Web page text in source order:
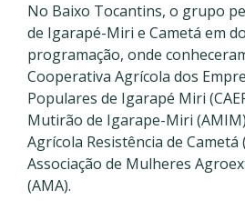
No Baixo Tocantins, o grupo
de Igarapé-Miri e Cametá em
programação, onde
Cooperativa Agrícola dos
Populares de Igarapé Miri
Mutirão de Igarape-Miri
Agrícola Resistência de Cametá
Associação de Mulheres
(AMA).